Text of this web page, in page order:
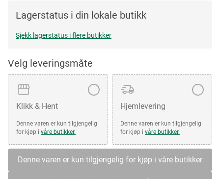
Lagerstatus i din lokale butikk
Sjekk lagerstatus i flere butikker
Velg leveringsmåte
Klikk & Hent
Denne varen er kun tilgjengelig
for kjøp i våre butikker.
Hjemlevering
Denne varen er kun tilgjengelig
for kjøp i våre butikker.
Denne varen er kun tilgjengelig for kjøp i våre butikker